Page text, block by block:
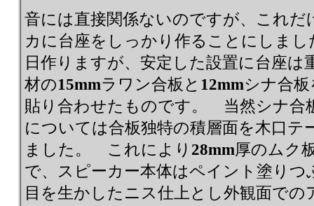
音には直接関係ないのですが、これ
カに台座をしっかり作ることにしま
日作りますが、安定した設置に台座
材の15mmラワン合板と 12mmシナ合板
貼り合わせたものです。 当然シナ合
については合板独特の積層面を木口
ました。 これにより 28mm厚のムク
で、スピーカー本体はペイント塗り
目を生かしたニス仕上とし外観面で